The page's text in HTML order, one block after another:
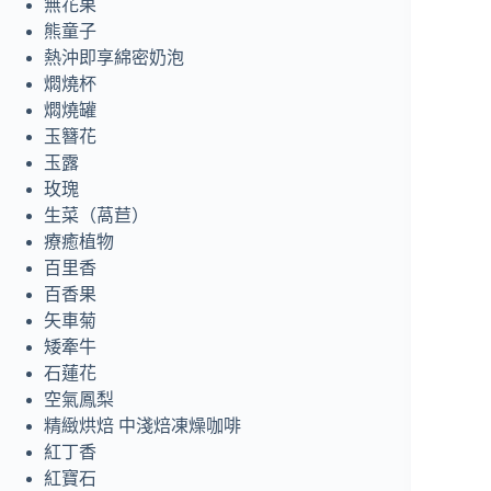
無花果
熊童子
熱沖即享綿密奶泡
燜燒杯
燜燒罐
玉簪花
玉露
玫瑰
生菜（萵苣）
療癒植物
百里香
百香果
矢車菊
矮牽牛
石蓮花
空氣鳳梨
精緻烘焙 中淺焙凍燥咖啡
紅丁香
紅寶石